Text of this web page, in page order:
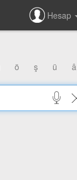
Hesap
ö ş ü â